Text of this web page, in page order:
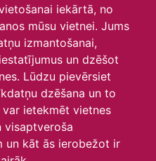
iekārtā, no
mūsu vietnei. Jums
izmantošanai,
un dzēšot
Lūdzu pievērsiet
dzēšana un to
ietekmēt vietnes
visaptveroša
un kāt ās ierobežot ir
S